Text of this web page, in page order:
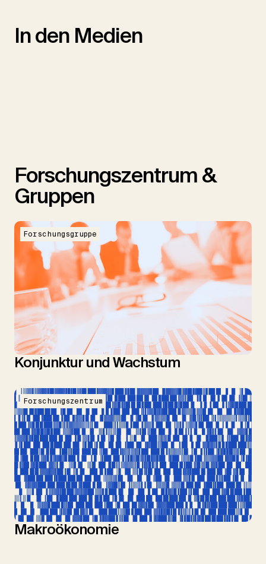
In den Medien
Forschungszentrum &
Gruppen
Forschungsgruppe
Konjunktur und Wachstum
Forschungszentrum
Makroökonomie